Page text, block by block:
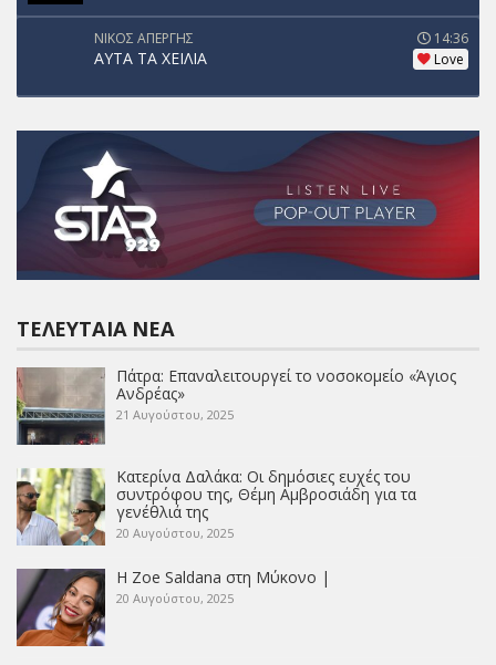
ΝΙΚΟΣ ΑΠΕΡΓΗΣ
ΑΥΤΑ ΤΑ ΧΕΙΛΙΑ
14:36
Love
ΤΕΛΕΥΤΑΊΑ ΝΈΑ
Πάτρα: Επαναλειτουργεί το νοσοκομείο «Άγιος
Ανδρέας»
21 Αυγούστου, 2025
Κατερίνα Δαλάκα: Οι δημόσιες ευχές του
συντρόφου της, Θέμη Αμβροσιάδη για τα
γενέθλιά της
20 Αυγούστου, 2025
Η Zoe Saldana στη Μύκονο |
20 Αυγούστου, 2025